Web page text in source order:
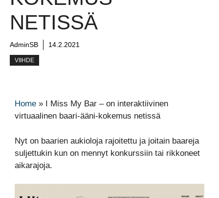
NETISSÄ
AdminSB 14.2.2021
VIIHDE
Home » I Miss My Bar – on interaktiivinen
virtuaalinen baari-ääni-kokemus netissä
Nyt on baarien aukioloja rajoitettu ja joitain baareja
suljettukin kun on mennyt konkurssiin tai rikkoneet
aikarajoja.